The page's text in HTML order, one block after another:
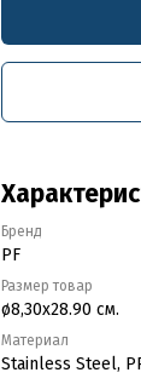
Бренд
PF
Размер товар
ø8,30x28.90 см.
Материал
Stainless Steel,